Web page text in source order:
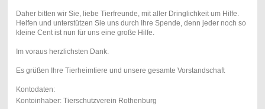
Daher bitten wir Sie, liebe Tierfreunde, mit aller Dringlichkeit um Hilfe.
Helfen und unterstützen Sie uns durch Ihre Spende, denn jeder noch so
kleine Cent ist nun für uns eine große Hilfe.
Im voraus herzlichsten Dank.
Es grüßen Ihre Tierheimtiere und unsere gesamte Vorstandschaft
Kontodaten:
Kontoinhaber: Tierschutzverein Rothenburg